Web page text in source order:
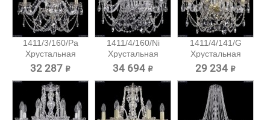
1411/3/160/Pa
Хрустальная
подвесная...
32 287 ₽
1411/4/160/Ni
Хрустальная
подвесная...
34 694 ₽
1411/4/141/G
Хрустальная
подвесная...
29 234 ₽